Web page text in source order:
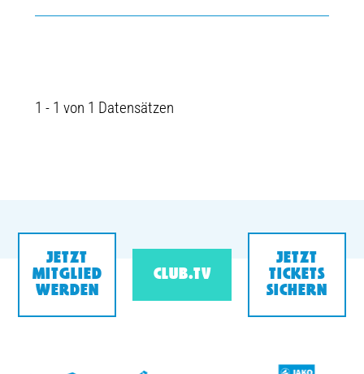
1 - 1 von 1 Datensätzen
JETZT
MITGLIED
WERDEN
CLUB.TV
JETZT
TICKETS
SICHERN